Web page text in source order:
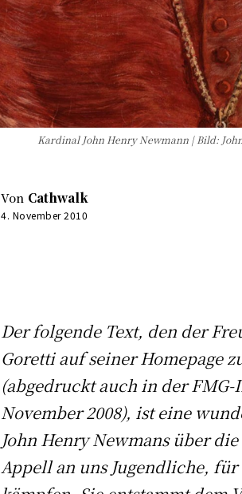
Kardinal John Henry Newmann | Bild:
Von Cathwalk
4. November 2010
Der folgende Text, den der
Goretti auf seiner Homepage
(abgedruckt auch in der
November 2008), ist eine
John Henry Newmans über
Appell an uns Jugendliche,